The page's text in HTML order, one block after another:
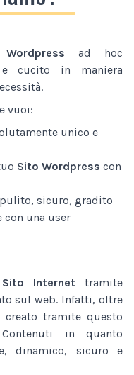
ad hoc
e cucito in maniera
vuoi:
unico e
Sito Wordpress con
sicuro, gradito
con una user
Sito Internet tramite
sul web. Infatti, oltre
creato tramite questo
in quanto
dinamico, sicuro e